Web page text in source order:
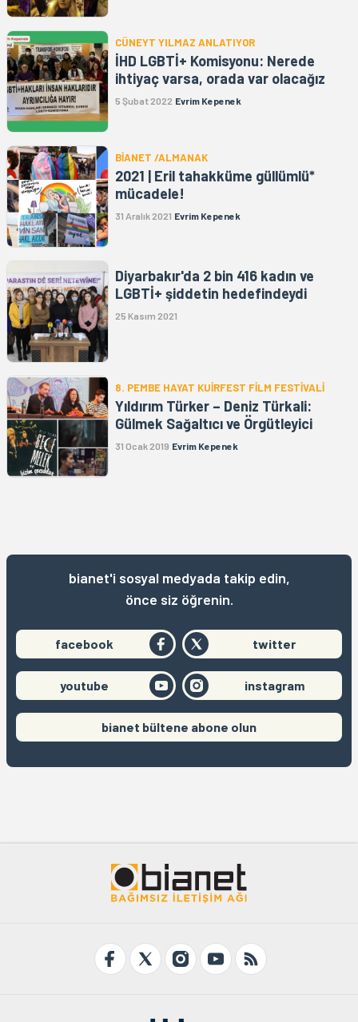
CÜNEYT YILMAZ ANLATIYOR
İHD LGBTİ+ Komisyonu: Nerede
ihtiyaç varsa, orada var olacağız
5 Şubat 2022 Evrim Kepenek
BİANET /ALMANAK
2021 | Eril tahakküme güllümlü*
mücadele!
31 Aralık 2021 Evrim Kepenek
Diyarbakır'da 2 bin 416 kadın ve
LGBTİ+ şiddetin hedefindeydi
25 Kasım 2021
8. PEMBE HAYAT KUİRFEST FİLM FESTİVALİ
Yıldırım Türker – Deniz Türkali:
Gülmek Sağaltıcı ve Örgütleyici
31 Ocak 2019 Evrim Kepenek
bianet'i sosyal medyada takip edin,
önce siz öğrenin.
facebook twitter
youtube instagram
bianet bültene abone olun